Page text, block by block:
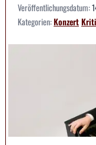
Veröffentlichungsdatum:
Kategorien:Konzert